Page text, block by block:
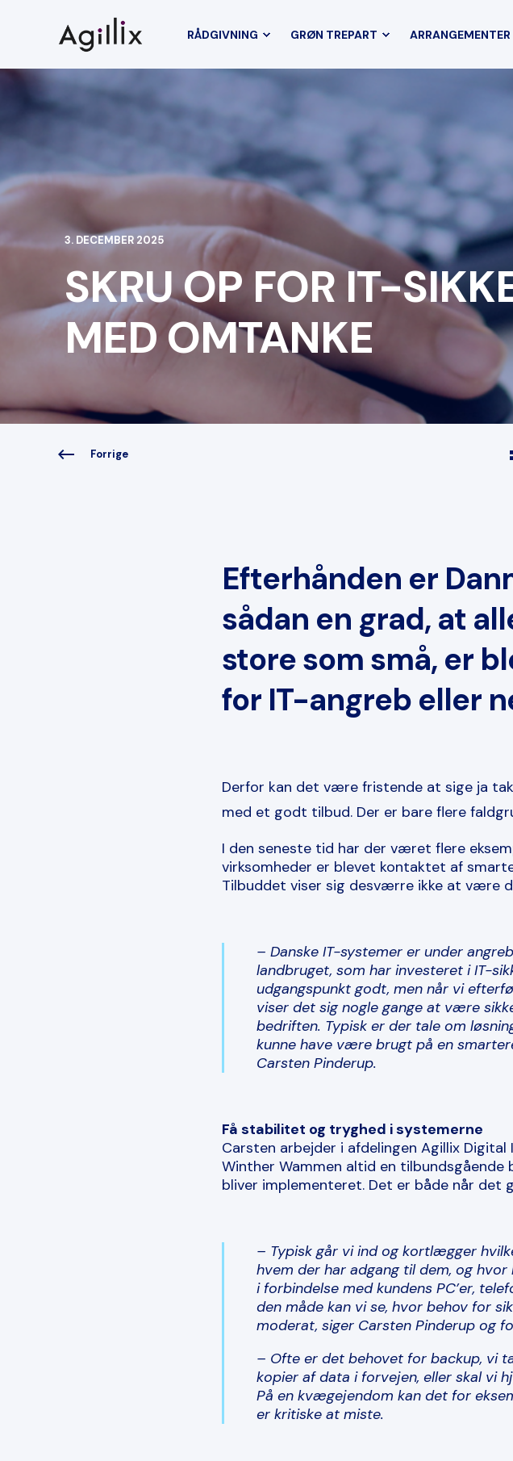
RÅDGIVNING GRØN TREPART ARRANGEMENTER
3. DECEMBER 2025
SKRU OP FOR IT-
MED OMTANKE
Forrige
Efterhånden er
sådan en grad, at
store som små, er
for IT-angreb eller
Derfor kan det være fristende at sige ja
med et godt tilbud. Der er bare flere
I den seneste tid har der været flere
virksomheder er blevet kontaktet af
Tilbuddet viser sig desværre ikke at være
– Danske IT-systemer er under
landbruget, som har investeret i IT-
udgangspunkt godt, men når vi
viser det sig nogle gange at være
bedriften. Typisk er der tale om
kunne have være brugt på en
Carsten Pinderup.
Få stabilitet og tryghed i systemerne
Carsten arbejder i afdelingen Agillix
Winther Wammen altid en
bliver implementeret. Det er både når det
– Typisk går vi ind og kortlægger
hvem der har adgang til dem, og
i forbindelse med kundens PC’er,
den måde kan vi se, hvor behov for
moderat, siger Carsten Pinderup og
– Ofte er det behovet for backup, vi
kopier af data i forvejen, eller skal vi
På en kvægejendom kan det for
er kritiske at miste.